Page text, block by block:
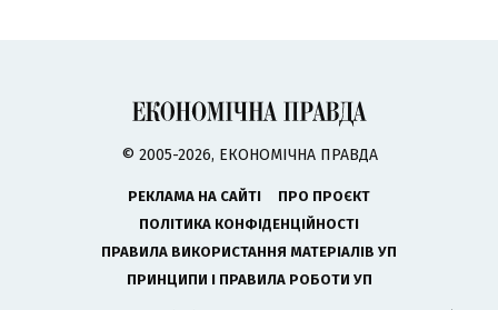
© 2005-2026, ЕКОНОМІЧНА ПРАВДА
РЕКЛАМА НА САЙТІ
ПРО ПРОЄКТ
ПОЛІТИКА КОНФІДЕНЦІЙНОСТІ
ПРАВИЛА ВИКОРИСТАННЯ МАТЕРІАЛІВ УП
ПРИНЦИПИ І ПРАВИЛА РОБОТИ УП